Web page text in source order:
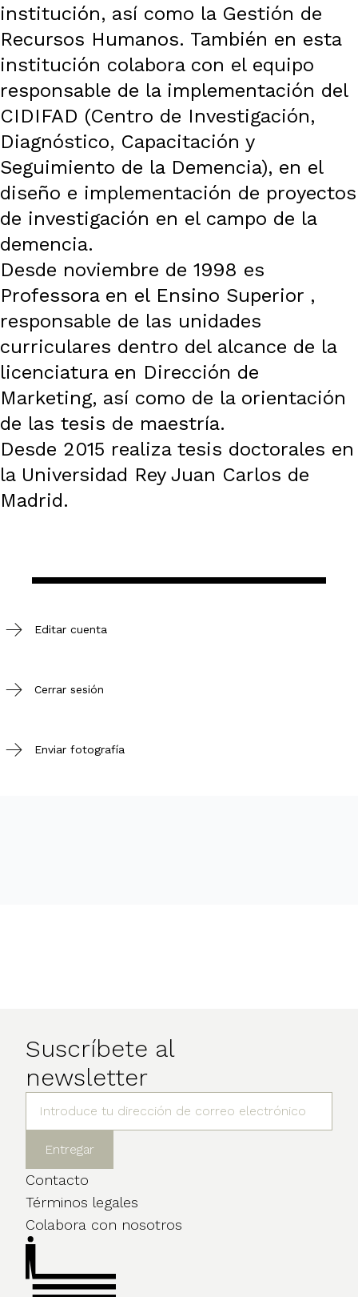
institución, así como la Gestión de
Recursos Humanos. También en esta
institución colabora con el equipo
responsable de la implementación del
CIDIFAD (Centro de Investigación,
Diagnóstico, Capacitación y
Seguimiento de la Demencia), en el
diseño e implementación de proyectos
de investigación en el campo de la
demencia.
Desde noviembre de 1998 es
Professora en el Ensino Superior ,
responsable de las unidades
curriculares dentro del alcance de la
licenciatura en Dirección de
Marketing, así como de la orientación
de las tesis de maestría.
Desde 2015 realiza tesis doctorales en
la Universidad Rey Juan Carlos de
Madrid.
Editar cuenta
Cerrar sesión
Enviar fotografía
Suscríbete al
newsletter
Contacto
Términos legales
Colabora con nosotros